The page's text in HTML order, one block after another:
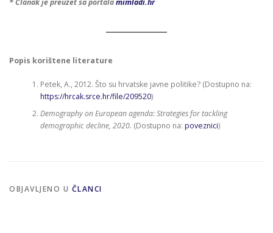
Popis korištene literature
Petek, A., 2012. Što su hrvatske javne politike? (Dostupno na:
https://hrcak.srce.hr/file/209520)
Demography on European agenda: Strategies for tackling
demographic decline, 2020. (Dostupno na: poveznici)
OBJAVLJENO U ČLANCI